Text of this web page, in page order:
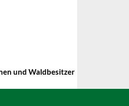
und Waldbesitzer